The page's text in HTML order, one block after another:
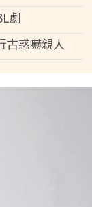
劇
古惑嚇親人